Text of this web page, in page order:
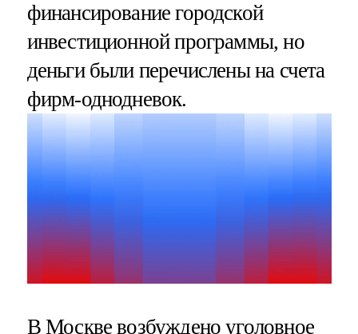
финансирование городской
инвестиционной программы, но
деньги были перечислены на счета
фирм-однодневок.
В Москве возбуждено уголовное